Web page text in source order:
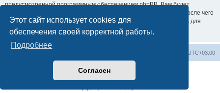
Этот сайт использует cookies для
обеспечения своей корректной работы.
Подробнее
Согласен
предусмотренной программным обеспечением phpBB. Вам будет
необходимо ввести ваше имя пользователя и ваш адрес email, после чего
программное обеспечение phpBB сгенерирует вам новый пароль для
вашей учётной записи.
UTC+03:00
Создано на основеphpBB® Forum Software © phpBB Limited
Русская поддержка phpBB